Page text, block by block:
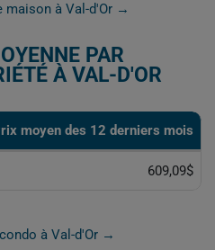
maison à Val-d'Or →
PAR
À VAL-D'OR
moyen des 12 derniers mois
609,09$
à Val-d'Or →